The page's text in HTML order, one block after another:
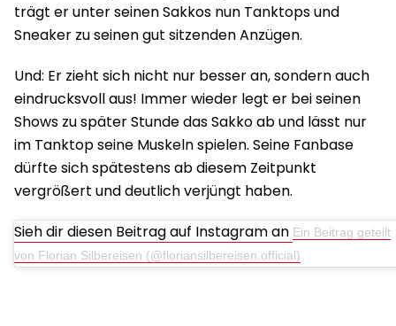
trägt er unter seinen Sakkos nun Tanktops und
Sneaker zu seinen gut sitzenden Anzügen.
Und: Er zieht sich nicht nur besser an, sondern auch
eindrucksvoll aus! Immer wieder legt er bei seinen
Shows zu später Stunde das Sakko ab und lässt nur
im Tanktop seine Muskeln spielen. Seine Fanbase
dürfte sich spätestens ab diesem Zeitpunkt
vergrößert und deutlich verjüngt haben.
Sieh dir diesen Beitrag auf Instagram an Ein Beitrag geteilt
von Florian Silbereisen (@floriansilbereisen.official)